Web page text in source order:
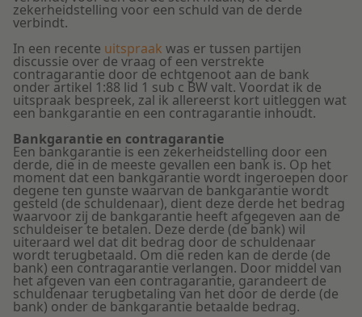
zekerheidstelling voor een schuld van de derde
verbindt.
In een recente uitspraak was er tussen partijen
discussie over de vraag of een verstrekte
contragarantie door de echtgenoot aan de bank
onder artikel 1:88 lid 1 sub c BW valt. Voordat ik de
uitspraak bespreek, zal ik allereerst kort uitleggen wat
een bankgarantie en een contragarantie inhoudt.
Bankgarantie en contragarantie
Een bankgarantie is een zekerheidstelling door een
derde, die in de meeste gevallen een bank is. Op het
moment dat een bankgarantie wordt ingeroepen door
degene ten gunste waarvan de bankgarantie wordt
gesteld (de schuldenaar), dient deze derde het bedrag
waarvoor zij de bankgarantie heeft afgegeven aan de
schuldeiser te betalen. Deze derde (de bank) wil
uiteraard wel dat dit bedrag door de schuldenaar
wordt terugbetaald. Om die reden kan de derde (de
bank) een contragarantie verlangen. Door middel van
het afgeven van een contragarantie, garandeert de
schuldenaar terugbetaling van het door de derde (de
bank) onder de bankgarantie betaalde bedrag.